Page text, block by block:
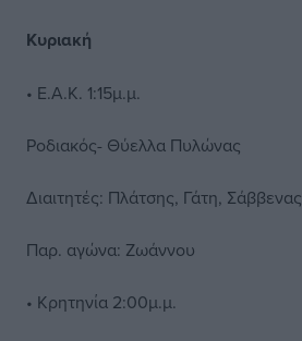
Κυριακή
• Ε.Α.Κ. 1:15μ.μ.
Ροδιακός- Θύελλα Πυλώνας
Διαιτητές: Πλάτσης, Γάτη, Σάββενας
Παρ. αγώνα: Ζωάννου
• Κρητηνία 2:00μ.μ.